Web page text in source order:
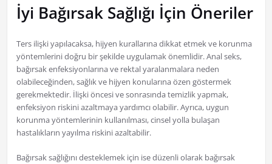
İyi Bağırsak Sağlığı İçin Öneriler
Ters ilişki yapılacaksa, hijyen kurallarına dikkat etmek ve korunma
yöntemlerini doğru bir şekilde uygulamak önemlidir. Anal seks,
bağırsak enfeksiyonlarına ve rektal yaralanmalara neden
olabileceğinden, sağlık ve hijyen konularına özen göstermek
gerekmektedir. İlişki öncesi ve sonrasında temizlik yapmak,
enfeksiyon riskini azaltmaya yardımcı olabilir. Ayrıca, uygun
korunma yöntemlerinin kullanılması, cinsel yolla bulaşan
hastalıkların yayılma riskini azaltabilir.
Bağırsak sağlığını desteklemek için ise düzenli olarak bağırsak